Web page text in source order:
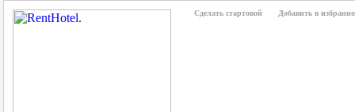
Сделать стартовой Добавить в